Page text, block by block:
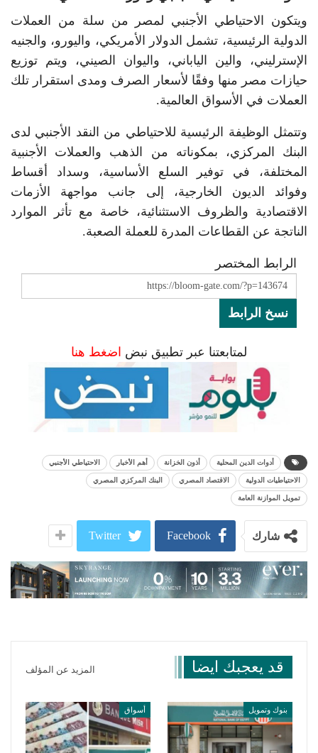
ويتكون الاحتياطي الأجنبي لمصر من سلة من العملات
الدولية الرئيسية، تشمل الدولار الأمريكي، واليورو، والجنيه
الإسترليني، والين الياباني، واليوان الصيني، ويتم توزيع
حيازات مصر منها وفقًا لأسعار الصرف ومدى استقرار تلك
العملات في الأسواق العالمية.
وتتمثل الوظيفة الرئيسية للاحتياطي من النقد الأجنبي لدى
البنك المركزي، بمكوناته من الذهب والعملات الأجنبية
المختلفة، في توفير السلع الأساسية، وسداد أقساط
وفوائد الديون الخارجية، إلى جانب مواجهة الأزمات
الاقتصادية والظروف الاستثنائية، خاصة مع تأثر الموارد
الناتجة عن القطاعات المدرة للعملة الصعبة.
الرابط المختصر
نسخ الرابط
لمتابعتنا عبر تطبيق نبض اضغط هنا
أدوات الدين المحلية أذون الخزانة أهم الأخبار الاحتياطي الأجنبي
الاحتياطيات الدولية الاقتصاد المصري البنك المركزي المصري
تمويل الموازنة العامة
شارك Facebook
Twitter
قد يعجبك ايضا المزيد عن المؤلف
بنوك وتمويل أسواق